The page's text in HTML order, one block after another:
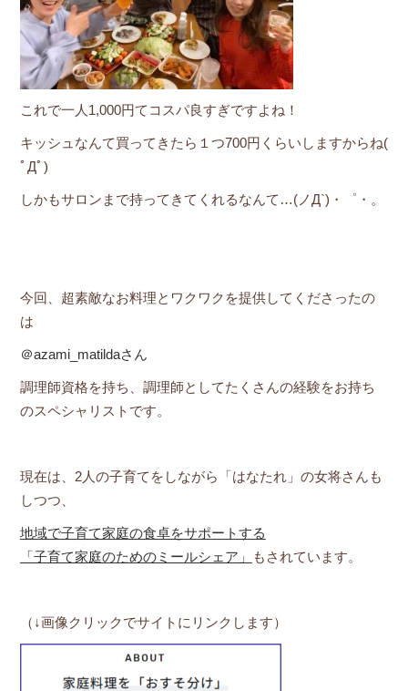
これで一人1,000円てコスパ良すぎですよね！
キッシュなんて買ってきたら１つ700円くらいしますからね(
ﾟДﾟ)
しかもサロンまで持ってきてくれるなんて…(ノД`)・゜・。
今回、超素敵なお料理とワクワクを提供してくださったの
は
＠azami_matildaさん
調理師資格を持ち、調理師としてたくさんの経験をお持ち
のスペシャリストです。
現在は、2人の子育てをしながら「はなたれ」の女将さんも
しつつ、
地域で子育て家庭の食卓をサポートする
「子育て家庭のためのミールシェア」
もされています。
（↓画像クリックでサイトにリンクします）